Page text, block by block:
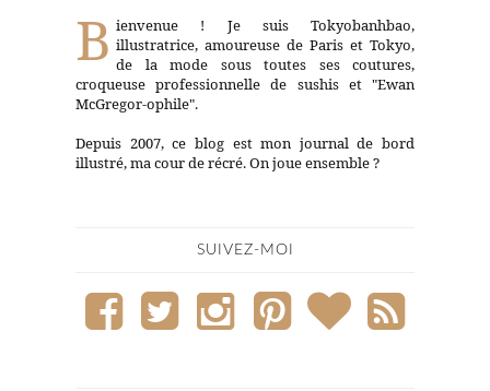
B ienvenue ! Je suis Tokyobanhbao,
illustratrice, amoureuse de Paris et Tokyo,
de la mode sous toutes ses coutures,
croqueuse professionnelle de sushis et "Ewan
McGregor-ophile".
Depuis 2007, ce blog est mon journal de bord
illustré, ma cour de récré. On joue ensemble ?
SUIVEZ-MOI